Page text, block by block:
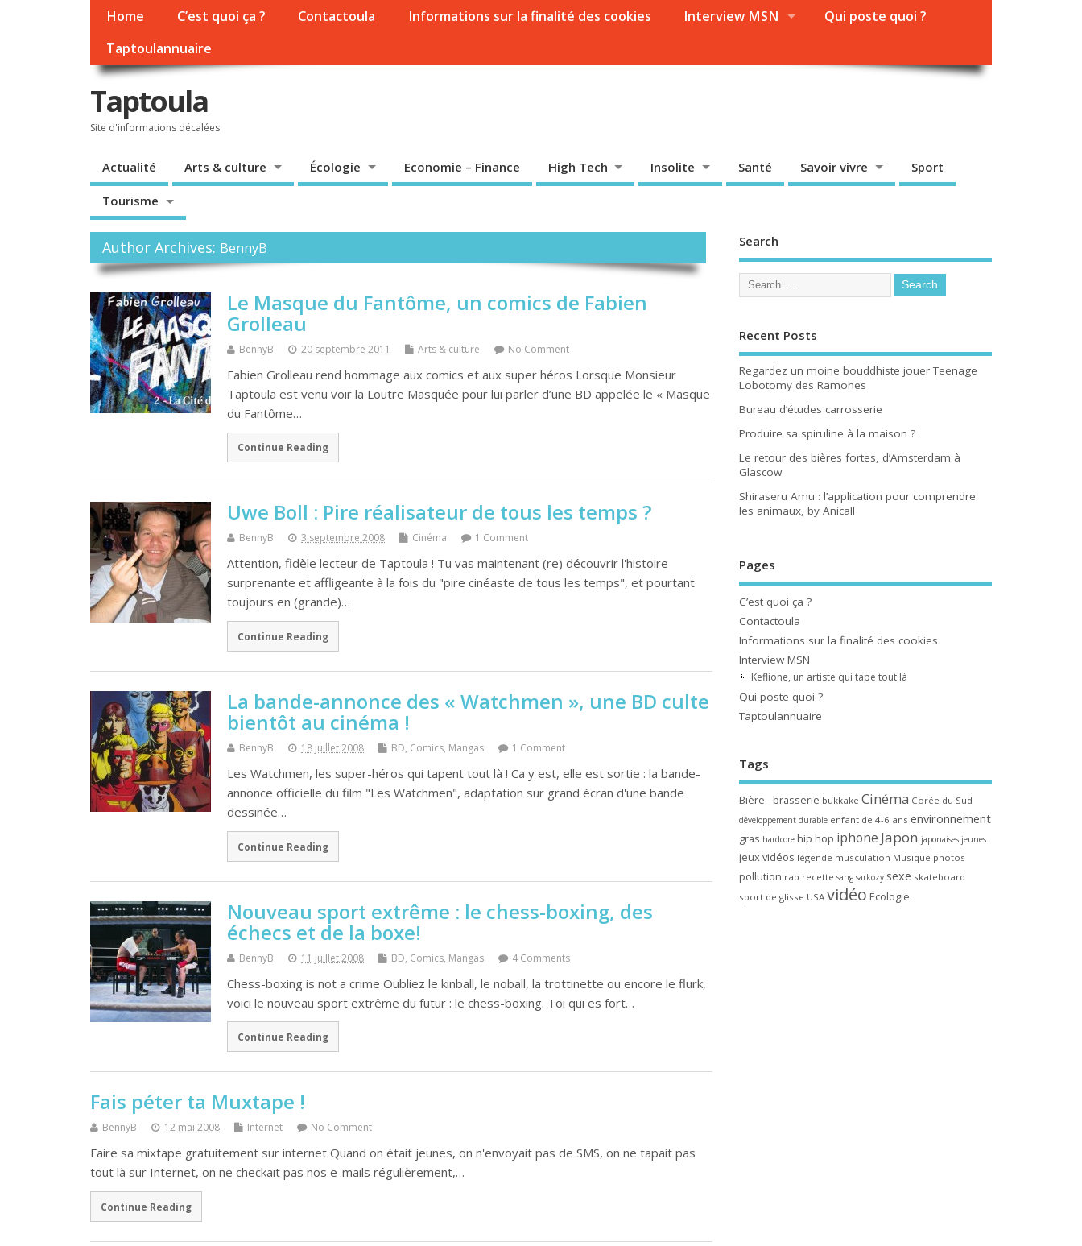
Home C’est quoi ça ? Contactoula Informations sur la finalité des cookies Interview MSN
Qui poste quoi ?
Taptoulannuaire
Taptoula
Site d'informations décalées
Actualité Arts & culture Écologie Economie – Finance High Tech Insolite Santé Savoir vivre Sport
Tourisme
Author Archives: BennyB
Le Masque du Fantôme, un comics de Fabien
Grolleau
BennyB 20 septembre 2011 Arts & culture No Comment
Fabien Grolleau rend hommage aux comics et aux super héros Lorsque Monsieur
Taptoula est venu voir la Loutre Masquée pour lui parler d’une BD appelée le « Masque
du Fantôme…
Continue Reading
Uwe Boll : Pire réalisateur de tous les temps ?
BennyB 3 septembre 2008 Cinéma 1 Comment
Attention, fidèle lecteur de Taptoula ! Tu vas maintenant (re) découvrir l'histoire
surprenante et affligeante à la fois du "pire cinéaste de tous les temps", et pourtant
toujours en (grande)…
Continue Reading
La bande-annonce des « Watchmen », une BD culte
bientôt au cinéma !
BennyB 18 juillet 2008 BD, Comics, Mangas 1 Comment
Les Watchmen, les super-héros qui tapent tout là ! Ca y est, elle est sortie : la bande-
annonce officielle du film "Les Watchmen", adaptation sur grand écran d'une bande
dessinée…
Continue Reading
Nouveau sport extrême : le chess-boxing, des
échecs et de la boxe!
BennyB 11 juillet 2008 BD, Comics, Mangas 4 Comments
Chess-boxing is not a crime Oubliez le kinball, le noball, la trottinette ou encore le flurk,
voici le nouveau sport extrême du futur : le chess-boxing. Toi qui es fort…
Continue Reading
Fais péter ta Muxtape !
BennyB 12 mai 2008 Internet No Comment
Faire sa mixtape gratuitement sur internet Quand on était jeunes, on n'envoyait pas de SMS, on ne tapait pas
tout là sur Internet, on ne checkait pas nos e-mails régulièrement,…
Continue Reading
Search
Recent Posts
Regardez un moine bouddhiste jouer Teenage
Lobotomy des Ramones
Bureau d’études carrosserie
Produire sa spiruline à la maison ?
Le retour des bières fortes, d’Amsterdam à
Glascow
Shiraseru Amu : l’application pour comprendre
les animaux, by Anicall
Pages
C’est quoi ça ?
Contactoula
Informations sur la finalité des cookies
Interview MSN
Keflione, un artiste qui tape tout là
Qui poste quoi ?
Taptoulannuaire
Tags
Bière - brasserie bukkake Cinéma Corée du Sud
développement durable enfant de 4-6 ans environnement
gras hardcore hip hop iphone Japon japonaises jeunes
jeux vidéos légende musculation Musique photos
pollution rap recette sang sarkozy sexe skateboard
sport de glisse USA vidéo Écologie